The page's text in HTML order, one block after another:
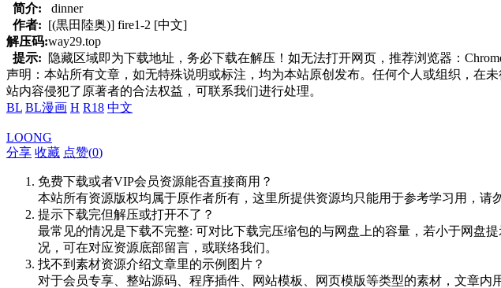
简介:
dinner
作者: [(黒田陸奥)] fire1-2 [中文]
解压码:way29.top
提示:
隐藏区域即为下载地址，务必下载在解压！如无法打开网页，推荐浏览器：
声明：本站所有文章，如无特殊说明或标注，均为本站原创发布。任何个人或组织，在
站内容侵犯了原著者的合法权益，可联系我们进行处理。
BL BL漫画 H R18 中文
LOONG
分享 收藏 点赞(0)
免费下载或者VIP会员资源能否直接商用？
本站所有资源版权均属于原作者所有，这里所提供资源均只能用于参考学习用，
提示下载完但解压或打开不了？
最常见的情况是下载不完整: 可对比下载完压缩包的与网盘上的容量，若小于网盘
况，可在对应资源底部留言，或联络我们。
找不到素材资源介绍文章里的示例图片？
对于会员专享、整站源码、程序插件、网站模板、网页模版等类型的素材，文章